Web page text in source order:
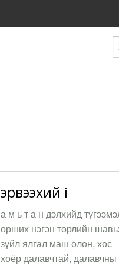
эрвээхий i
а м ь т а н дэлхийд
орших нэгэн төрлийн
зүйл ялгал маш олон, хос
хоёр далавчтай, далавчны